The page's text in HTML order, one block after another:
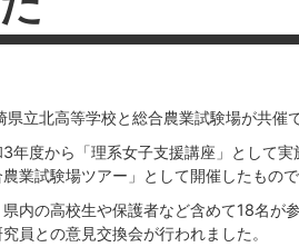
県立北高等学校と総合農業試験場が共催
3年度から「理系女子支援講座」として
業試験場ツアー」として開催したもので
内の高校生や保護者など含めて18名が
員との意見交換会が行われました。